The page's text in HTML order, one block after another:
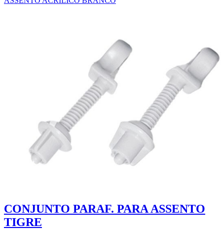
CONJUNTO PARAF. PARA ASSENTO
TIGRE